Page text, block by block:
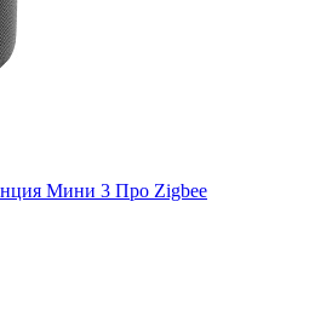
Мини 3 Про Zigbee